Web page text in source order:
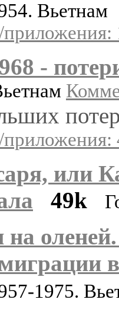
Вьетнам
-
или
49k
1975.